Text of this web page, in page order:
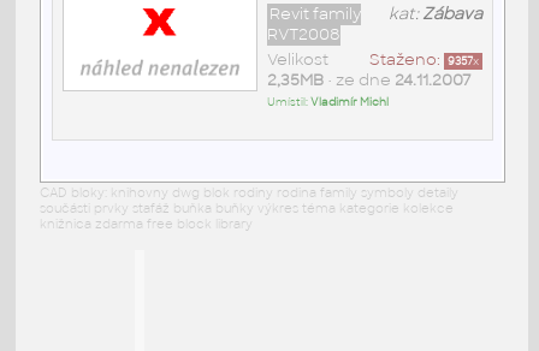
kat:Zábava
Revit family
RVT2008
Staženo: 9357x
Velikost
2,35MB• ze dne 24.11.2007
Umístil:Vladimír Michl
CAD bloky: knihovny dwg blok rodiny rodina family symboly detaily
součásti prvky stafáž buňka buňky výkres téma kategorie kolekce
knižnica zdarma free block library